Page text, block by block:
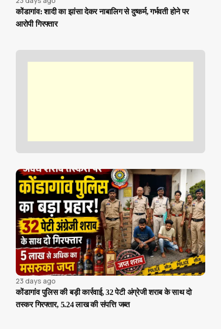
कोंडागांव: शादी का झांसा देकर नाबालिग से दुष्कर्म, गर्भवती होने पर
आरोपी गिरफ्तार
23 days ago
कोंडागांव पुलिस की बड़ी कार्रवाई, 32 पेटी अंग्रेजी शराब के साथ दो
तस्कर गिरफ्तार, 5.24 लाख की संपत्ति जब्त